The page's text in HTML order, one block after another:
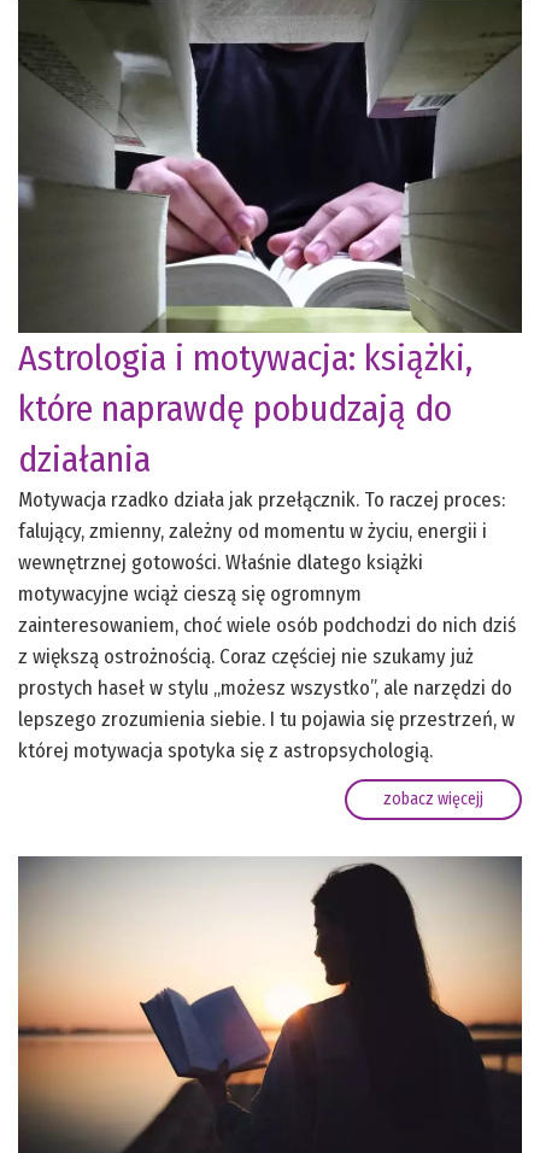
Astrologia i motywacja: książki,
które naprawdę pobudzają do
działania
Motywacja rzadko działa jak przełącznik. To raczej proces:
falujący, zmienny, zależny od momentu w życiu, energii i
wewnętrznej gotowości. Właśnie dlatego książki
motywacyjne wciąż cieszą się ogromnym
zainteresowaniem, choć wiele osób podchodzi do nich dziś
z większą ostrożnością. Coraz częściej nie szukamy już
prostych haseł w stylu „możesz wszystko”, ale narzędzi do
lepszego zrozumienia siebie. I tu pojawia się przestrzeń, w
której motywacja spotyka się z astropsychologią.
zobacz więcejj